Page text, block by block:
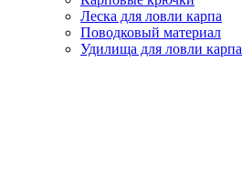
Леска для ловли карпа
Поводковый материал
Удилища для ловли карпа